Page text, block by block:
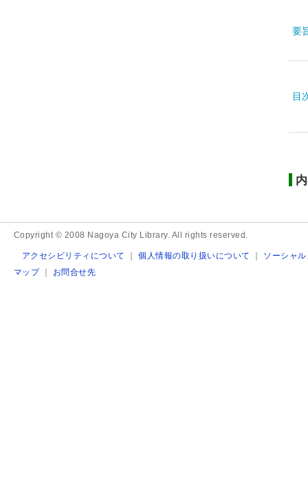
要
目
Copyright © 2008 Nagoya City Library. All rights reserved.
アクセシビリティについて ｜個人情報の取り扱いについて ｜ ソーシャ
マップ｜ お問合せ先